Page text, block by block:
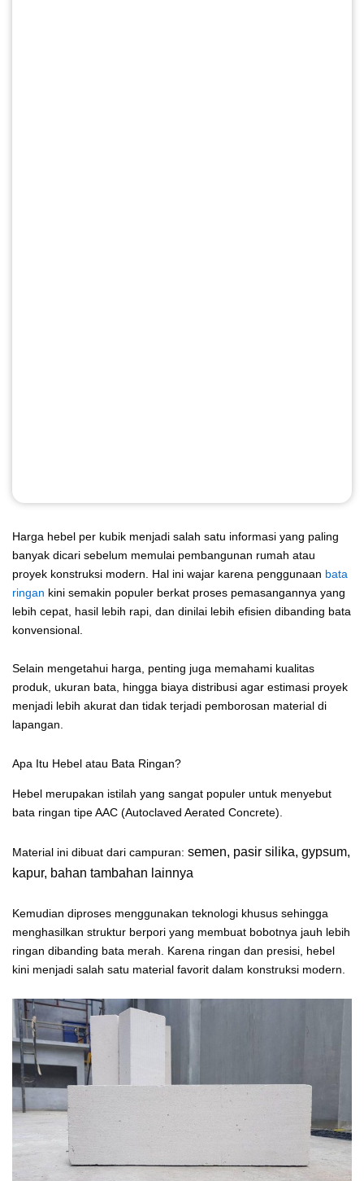
Harga hebel per kubik menjadi salah satu informasi yang paling
banyak dicari sebelum memulai pembangunan rumah atau
proyek konstruksi modern. Hal ini wajar karena penggunaan bata
ringan kini semakin populer berkat proses pemasangannya yang
lebih cepat, hasil lebih rapi, dan dinilai lebih efisien dibanding bata
konvensional.
Selain mengetahui harga, penting juga memahami kualitas
produk, ukuran bata, hingga biaya distribusi agar estimasi proyek
menjadi lebih akurat dan tidak terjadi pemborosan material di
lapangan.
Apa Itu Hebel atau Bata Ringan?
Hebel merupakan istilah yang sangat populer untuk menyebut
bata ringan tipe AAC (Autoclaved Aerated Concrete).
Material ini dibuat dari campuran: semen, pasir silika, gypsum,
kapur, bahan tambahan lainnya
Kemudian diproses menggunakan teknologi khusus sehingga
menghasilkan struktur berpori yang membuat bobotnya jauh lebih
ringan dibanding bata merah. Karena ringan dan presisi, hebel
kini menjadi salah satu material favorit dalam konstruksi modern.